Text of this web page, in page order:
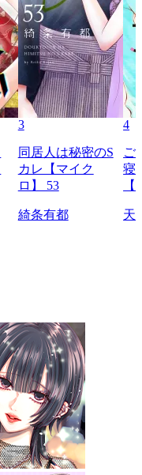
3
同居人は秘密のS
カレ【マイク
ロ】 53
綺条有都
4
ご
寝
天